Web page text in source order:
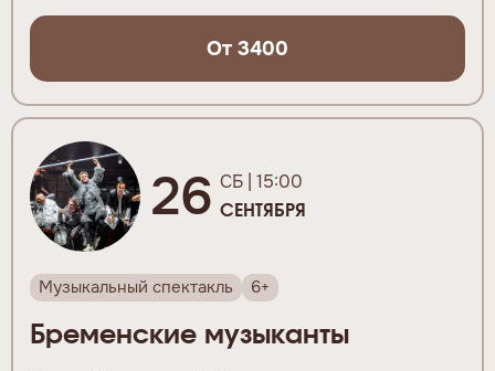
От 3400
26 СБ | 15:00
СЕНТЯБРЯ
Музыкальный спектакль 6+
Бременские музыканты